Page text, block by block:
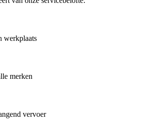
werkplaats
merken
vervoer